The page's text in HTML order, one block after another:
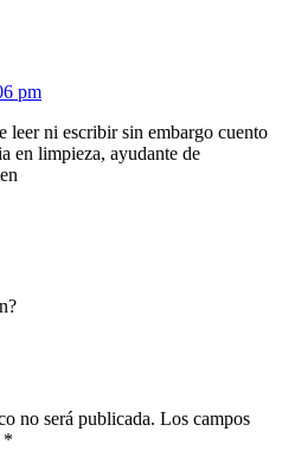
pm
leer ni escribir sin embargo cuento
en limpieza, ayudante de
no será publicada. Los campos
*